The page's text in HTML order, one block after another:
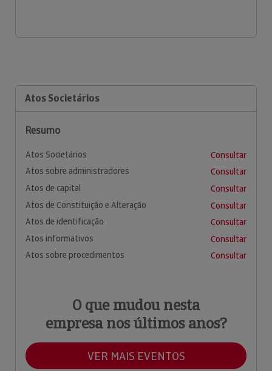
Atos Societários
Resumo
Atos Societários
Consultar
Atos sobre administradores
Consultar
Atos de capital
Consultar
Atos de Constituição e Alteração
Consultar
Atos de identificação
Consultar
Atos informativos
Consultar
Atos sobre procedimentos
Consultar
O que mudou nesta
empresa nos últimos anos?
VER MAIS EVENTOS